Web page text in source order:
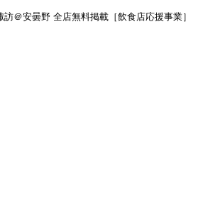
＠安曇野 全店無料掲載［飲食店応援事業］